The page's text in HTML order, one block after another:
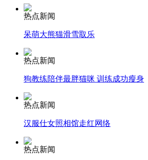
走！跟着总书记去植树
消防员救轻生者
纽约上演“枕头大战”
司机酒驾遇交警 急速倒车逃窜
热点新闻
呆萌大熊猫滑雪取乐
热点新闻
狗教练陪伴最胖猫咪 训练成功瘦身
热点新闻
汉服仕女照相馆走红网络
热点新闻